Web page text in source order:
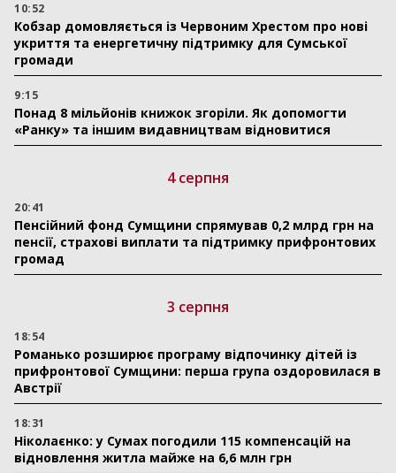
10:52
Кобзар домовляється із Червоним Хрестом про нові
укриття та енергетичну підтримку для Сумської
громади
9:15
Понад 8 мільйонів книжок згоріли. Як допомогти
«Ранку» та іншим видавництвам відновитися
4 серпня
20:41
Пенсійний фонд Сумщини спрямував 0,2 млрд грн на
пенсії, страхові виплати та підтримку прифронтових
громад
3 серпня
18:54
Романько розширює програму відпочинку дітей із
прифронтової Сумщини: перша група оздоровилася в
Австрії
18:31
Ніколаєнко: у Сумах погодили 115 компенсацій на
відновлення житла майже на 6,6 млн грн